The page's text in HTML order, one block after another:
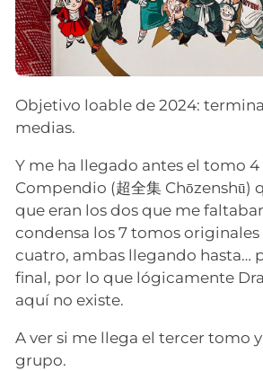
Objetivo loable de 2024:
medias.
Y me ha llegado antes el tomo
Compendio (超全集 Chōzenshū)
que eran los dos que me
condensa los 7 tomos originales
cuatro, ambas llegando hasta…
final, por lo que lógicamente
aquí no existe.
A ver si me llega el tercer tomo
grupo.